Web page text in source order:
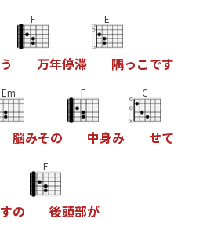
う
F
万年停滞
E
隅っこです
Em
脳みその
F
中身み
C
せて
すの
F
後頭部が